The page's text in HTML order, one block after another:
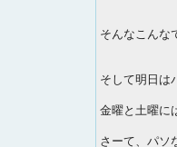
そんなこんな
そして明日は
金曜と土曜に
さーて、パソ